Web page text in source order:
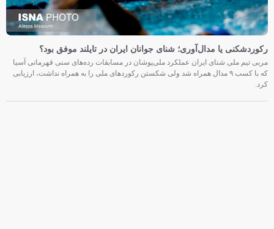
رکوردشکنی یا مدال‌آوری؛ شنای جوانان ایران در تایلند موفق بود؟
مربی تیم ملی شنای ایران عملکرد ملی‌پوشان در مسابقات رده‌های سنی قهرمانی آسیا
که با کسب ۹ مدال همراه شد ولی شکستن رکوردهای ملی را به همراه نداشت، ارزیابی
کرد.